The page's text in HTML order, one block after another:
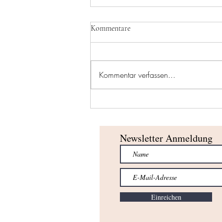
Kommentare
Kommentar verfassen...
Newsletter Anmeldung
Einreichen